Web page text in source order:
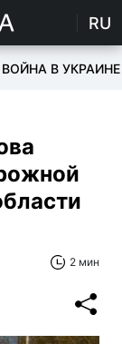
RU
ВОЙНА В УКРАИНЕ
2 мин